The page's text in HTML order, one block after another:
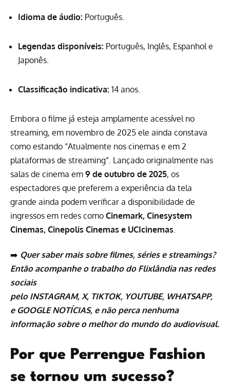
Idioma de áudio: Português.
Legendas disponíveis: Português, Inglês, Espanhol e
Japonês.
Classificação indicativa: 14 anos.
Embora o filme já esteja amplamente acessível no
streaming, em novembro de 2025 ele ainda constava
como estando “Atualmente nos cinemas e em 2
plataformas de streaming”. Lançado originalmente nas
salas de cinema em 9 de outubro de 2025, os
espectadores que preferem a experiência da tela
grande ainda podem verificar a disponibilidade de
ingressos em redes como Cinemark, Cinesystem
Cinemas, Cinepolis Cinemas e UCIcinemas
➡️ Quer saber mais sobre filmes, sériese streamings?
Então acompanhe o trabalho do Flixlândianas redes
sociais
pelo INSTAGRAM, X, TIKTOK, YOUTUBE, WHATSAPP,
e GOOGLE NOTÍCIAS, e não perca nenhuma
informação sobre o melhor do mundo do audiovisual.
Por que Perrengue Fashion
se tornou um sucesso?